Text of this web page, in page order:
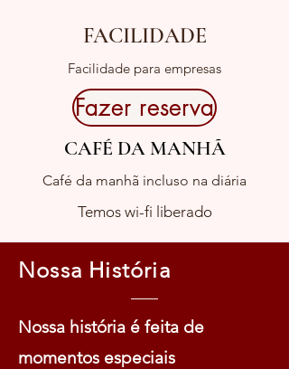
FACILIDADE
Facilidade para empresas
Fazer reserva
CAFÉ DA MANHÃ
Café da manhã incluso na diária
Temos wi-fi liberado
Nossa História
Nossa história é feita de
momentos especiais